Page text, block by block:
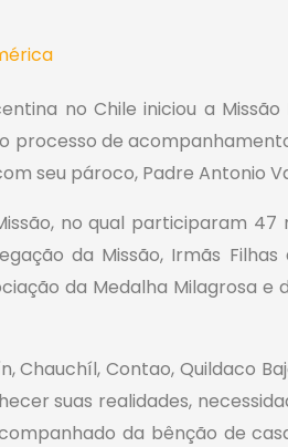
no Chile iniciou a Missão
processo de
seu pároco, Padre Antonio
no qual participaram 47
da Missão, Irmãs Filhas
da Medalha Milagrosa e
Chauchíl, Contao, Quildaco
suas realidades,
da bênção de